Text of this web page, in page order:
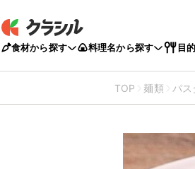
食材から探す 料理名から探す 目
TOP 麺類 パス